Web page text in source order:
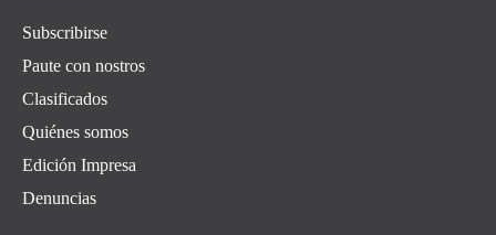
Subscribirse
Paute con nostros
Clasificados
Quiénes somos
Edición Impresa
Denuncias